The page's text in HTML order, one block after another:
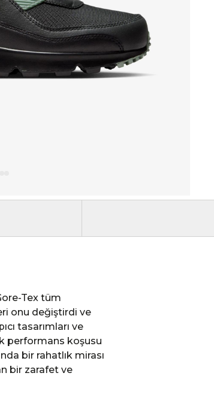
Tex tüm
onu değiştirdi ve
tasarımları ve
performans koşusu
bir rahatlık mirası
bir zarafet ve